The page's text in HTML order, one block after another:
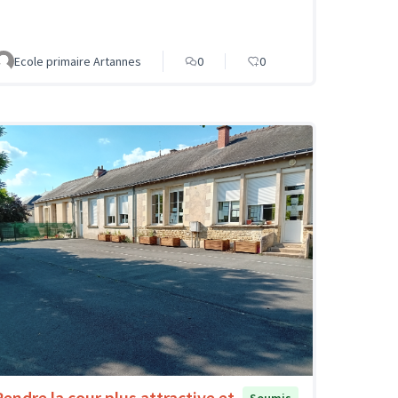
Ecole primaire Artannes 0 0